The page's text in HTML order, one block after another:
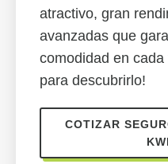
atractivo, gran
avanzadas que
comodidad en
para descubrirlo!
COTIZAR